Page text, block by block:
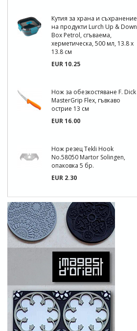
Кутия за храна и съхранение
на продукти Lurch Up & Down
Box Petrol, сгъваема,
херметическа, 500 мл, 13.8 x
13.8 см
EUR 10.25
Нож за обезкостяване F. Dick
MasterGrip Flex, гъвкаво
острие 13 см
EUR 16.00
Нож резец Tekli Hook
No.58050 Martor Solingen,
опаковка 5 бр.
EUR 2.30